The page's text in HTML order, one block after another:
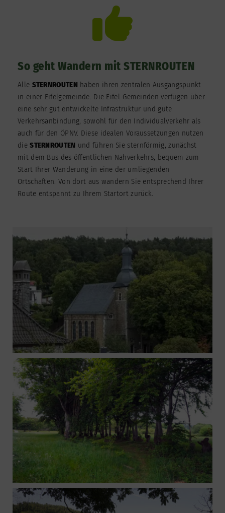
So geht Wandern mit STERNROUTEN
Alle STERNROUTEN haben ihren zentralen Ausgangspunkt
in einer Eifelgemeinde. Die Eifel-Gemeinden verfügen über
eine sehr gut entwickelte Infrastruktur und gute
Verkehrsanbindung, sowohl für den Individualverkehr als
auch für den ÖPNV. Diese idealen Voraussetzungen nutzen
dieSTERNROUTEN und führen Sie sternförmig, zunächst
mit dem Bus des öffentlichen Nahverkehrs, bequem zum
Start Ihrer Wanderung in eine der umliegenden
Ortschaften. Von dort aus wandern Sie entsprechend Ihrer
Route entspannt zu Ihrem Startort zurück.